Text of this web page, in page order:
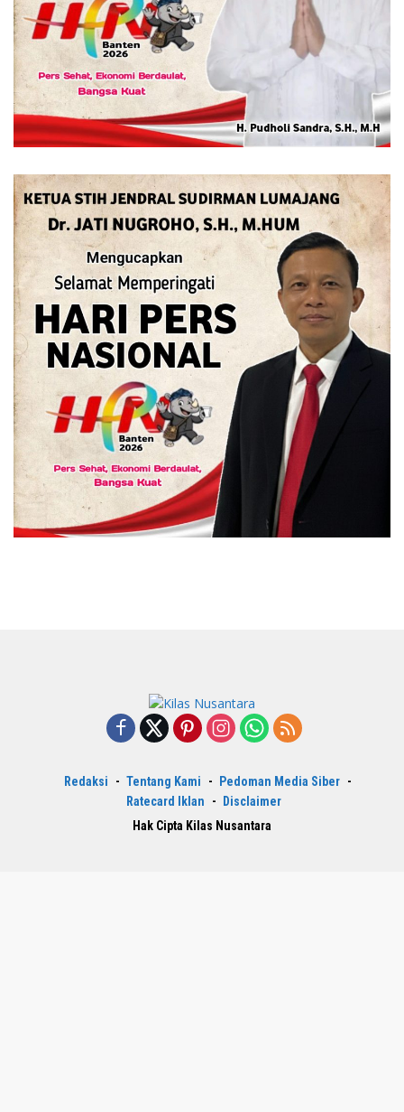
Redaksi Tentang Kami
Pedoman Media Siber
Ratecard Iklan
Disclaimer
Hak Cipta Kilas Nusantara